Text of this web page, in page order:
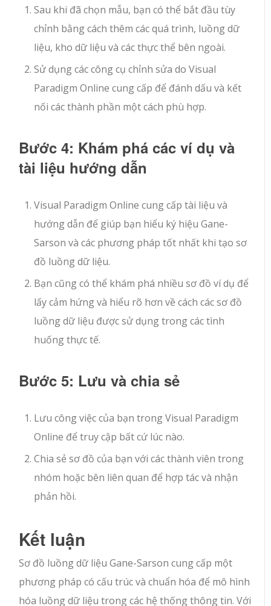
Sau khi đã chọn mẫu, bạn có thể bắt đầu tùy
chỉnh bằng cách thêm các quá trình, luồng dữ
liệu, kho dữ liệu và các thực thể bên ngoài.
Sử dụng các công cụ chỉnh sửa do Visual
Paradigm Online cung cấp để đánh dấu và kết
nối các thành phần một cách phù hợp.
Bước 4: Khám phá các ví dụ và
tài liệu hướng dẫn
Visual Paradigm Online cung cấp tài liệu và
hướng dẫn để giúp bạn hiểu ký hiệu Gane-
Sarson và các phương pháp tốt nhất khi tạo sơ
đồ luồng dữ liệu.
Bạn cũng có thể khám phá nhiều sơ đồ ví dụ để
lấy cảm hứng và hiểu rõ hơn về cách các sơ đồ
luồng dữ liệu được sử dụng trong các tình
huống thực tế.
Bước 5: Lưu và chia sẻ
Lưu công việc của bạn trong Visual Paradigm
Online để truy cập bất cứ lúc nào.
Chia sẻ sơ đồ của bạn với các thành viên trong
nhóm hoặc bên liên quan để hợp tác và nhận
phản hồi.
Kết luận
Sơ đồ luồng dữ liệu Gane-Sarson cung cấp một
phương pháp có cấu trúc và chuẩn hóa để mô hình
hóa luồng dữ liệu trong các hệ thống thông tin. Với